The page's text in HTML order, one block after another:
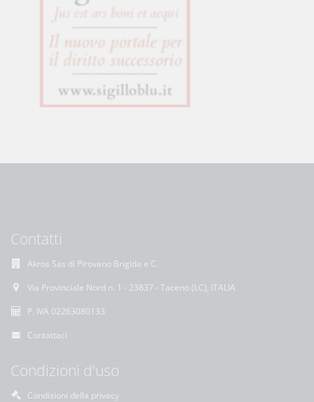
Contatti
Akros Sas di Pirovano Brigida e C.
Via Provinciale Nord n. 1 - 23837 - Taceno (LC), ITALIA
P. IVA 02263080133
Contattaci
Condizioni d'uso
Condizioni della privacy